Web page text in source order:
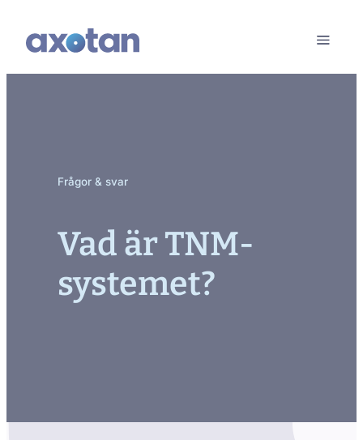
Frågor & svar
Vad är TNM-
systemet?